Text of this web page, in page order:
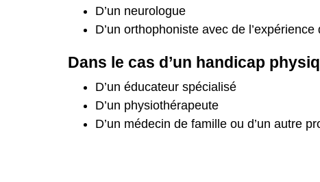
D’un neurologue
D’un orthophoniste avec de
Dans le cas d’un handicap
D’un éducateur spécialisé
D’un physiothérapeute
D’un médecin de famille ou d’un autre